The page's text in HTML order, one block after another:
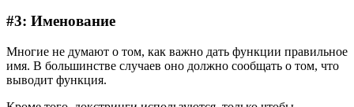
#3: Именование
Многие не думают о том, как важно дать функции правильное
имя. В большинстве случаев оно должно сообщать о том, что
выводит функция.